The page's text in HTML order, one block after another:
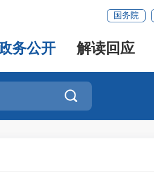
国务院
务公开 解读回应
